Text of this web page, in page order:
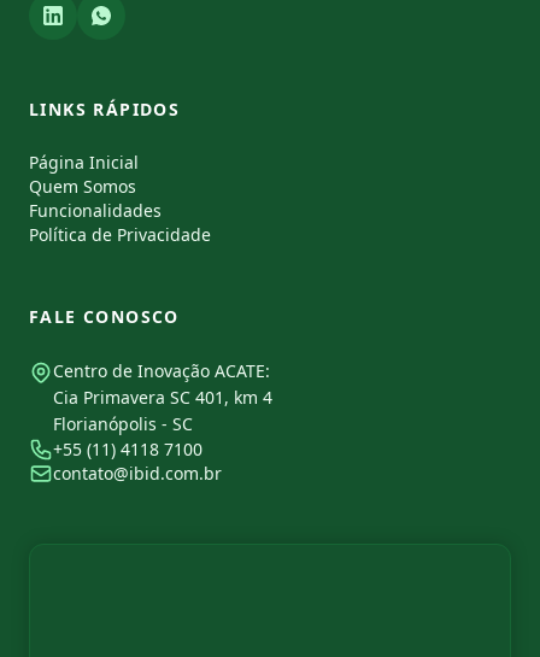
LINKS RÁPIDOS
Página Inicial
Quem Somos
Funcionalidades
Política de Privacidade
FALE CONOSCO
Centro de Inovação ACATE:
Cia Primavera SC 401, km 4
Florianópolis - SC
+55 (11) 4118 7100
contato@ibid.com.br